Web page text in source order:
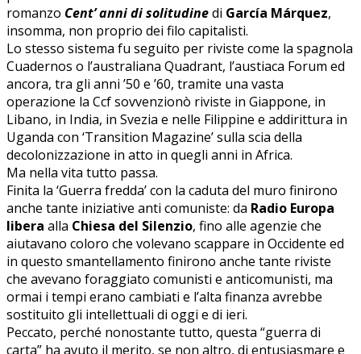
romanzo Cent’ anni di solitudinedi García Márquez,
insomma, non proprio dei filo capitalisti.
Lo stesso sistema fu seguito per riviste come la spagnola
Cuadernos o l’australiana Quadrant, l’austiaca Forum ed
ancora, tra gli anni ’50 e ’60, tramite una vasta
operazione la Ccf sovvenzionò riviste in Giappone, in
Libano, in India, in Svezia e nelle Filippine e addirittura in
Uganda con ‘Transition Magazine’ sulla scia della
decolonizzazione in atto in quegli anni in Africa.
Ma nella vita tutto passa.
Finita la ‘Guerra fredda’ con la caduta del muro finirono
anche tante iniziative anti comuniste: da Radio Europa
libera alla Chiesa del Silenzio, fino alle agenzie che
aiutavano coloro che volevano scappare in Occidente ed
in questo smantellamento finirono anche tante riviste
che avevano foraggiato comunisti e anticomunisti, ma
ormai i tempi erano cambiati e l’alta finanza avrebbe
sostituito gli intellettuali di oggi e di ieri.
Peccato, perché nonostante tutto, questa “guerra di
carta” ha avuto il merito, se non altro, di entusiasmare e